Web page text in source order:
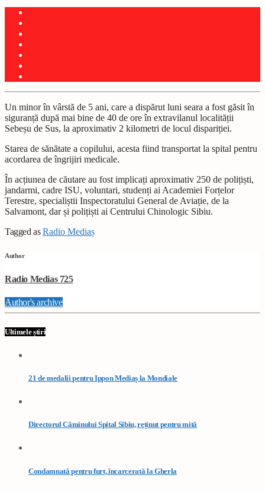
Un minor în vârstă de 5 ani, care a dispărut luni seara a fost găsit în
siguranță după mai bine de 40 de ore în extravilanul localității
Sebeșu de Sus, la aproximativ 2 kilometri de locul dispariției.
Starea de sănătate a copilului, acesta fiind transportat la spital pentru
acordarea de îngrijiri medicale.
În acțiunea de căutare au fost implicați aproximativ 250 de polițiști,
jandarmi, cadre ISU, voluntari, studenți ai Academiei Forțelor
Terestre, specialiștii Inspectoratului General de Aviație, de la
Salvamont, dar și polițiști ai Centrului Chinologic Sibiu.
Tagged asRadio Mediaș
Author
Radio Medias 725
Author's archive
Ultimele știri
21 de medalii pentru Ippon Mediaș la Mondiale
Directorul Căminului Spital Sibiu, reținut pentru mită
Condamnată pentru furt, încarcerată la Gherla